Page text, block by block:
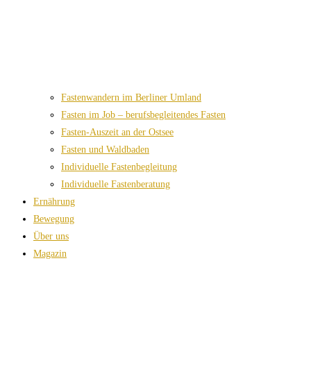
Fastenwandern im Berliner Umland
Fasten im Job – berufsbegleitendes Fasten
Fasten-Auszeit an der Ostsee
Fasten und Waldbaden
Individuelle Fastenbegleitung
Individuelle Fastenberatung
Ernährung
Bewegung
Über uns
Magazin